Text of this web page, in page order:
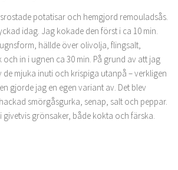
potatisar och hemgjord remouladsås.
idag. Jag kokade den först i ca 10 min.
hällde över olivolja, flingsalt,
in i ugnen ca 30 min. På grund av att jag
de mjuka inuti och krispiga utanpå – verkligen
gjorde jag en egen variant av. Det blev
smörgåsgurka, senap, salt och peppar.
givetvis grönsaker, både kokta och färska.